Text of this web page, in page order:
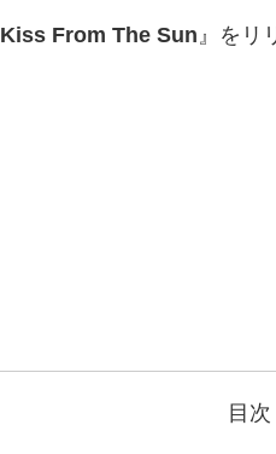
Kiss From The Sun 』をリ
目次